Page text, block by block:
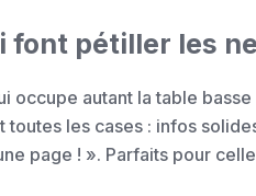
font pétiller les
occupe autant la table
toutes les cases : infos
page ! ». Parfaits pour